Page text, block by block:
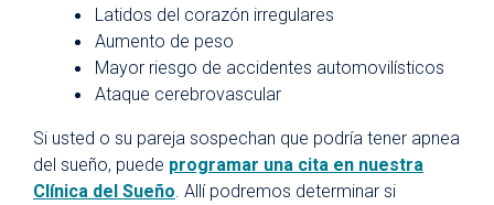
Latidos del corazón irregulares
Aumento de peso
Mayor riesgo de accidentes automovilísticos
Ataque cerebrovascular
Si usted o su pareja sospechan que podría tener apnea
del sueño, puede programar una cita en nuestra
Clínica del Sueño. Allí podremos determinar si